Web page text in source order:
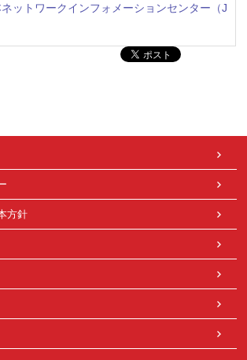
ットワークインフォメーションセンター（J
方針